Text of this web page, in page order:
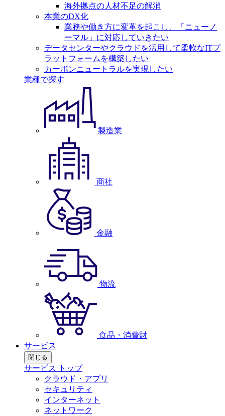
海外拠点の人材不足の解消
本業のDX化
業務や働き方に変革を起こし、「ニューノ
ーマル」に対応していきたい
データセンターやクラウドを活用して柔軟なITプ
ラットフォームを構築したい
カーボンニュートラルを実現したい
業種で探す
製造業
商社
金融
物流
食品・消費財
サービス
閉じる
サービス トップ
クラウド・アプリ
セキュリティ
インターネット
ネットワーク